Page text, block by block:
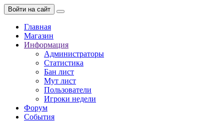
Войти на сайт
Главная
Магазин
Информация
Администраторы
Статистика
Бан лист
Мут лист
Пользователи
Игроки недели
Форум
События